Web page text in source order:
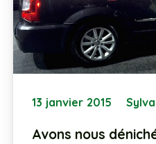
13 janvier 2015
Avons nous